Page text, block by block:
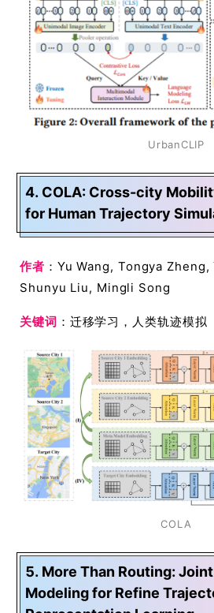
UrbanCLIP
4. COLA: Cross-city
for Human Trajectory
作者 ：Yu Wang, Tongya
Shunyu Liu, Mingli Song
关键词 ：迁移学习，人类轨迹模拟
COLA
5. More Than Routing:
Modeling for Refine